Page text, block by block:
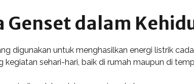
Genset dalam
digunakan untuk menghasilkan energi listrik
sehari-hari, baik di rumah maupun di